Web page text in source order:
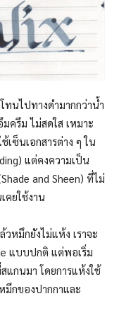
ทนไปทางดำมากกว่านํ้า
ครึม ไม่สดใส เหมาะ
เซ็นเอกสารต่าง ๆ ใน
แต่คงความเป็น
and Sheen) ที่ไม่
คยใช้งาน
หมึกยังไม่แห้ง เราจะ
แบบปกติ แต่พอเริ่ม
แกนมา โดยการแห้งใช้
มึกของปากกาและ